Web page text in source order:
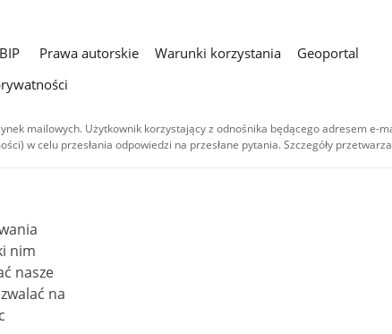
BIP Prawa autorskie Warunki korzystania
Geoportal
mailowych. Użytkownik korzystający z odnośnika będącego adresem e-
w celu przesłania odpowiedzi na przesłane pytania. Szczegóły
treści audiowizualnych), są
autorstwa - na tych samych
w tym zdjęcia, materiały audio i wideo,
autorstwa użycie niekomercyjne -
jest to stwierdzone inaczej.
nasze